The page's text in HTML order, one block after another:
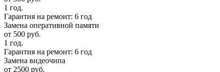
1 год.
Гарантия на ремонт: 6 год
Замена оперативной памяти
от 500 руб.
1 год.
Гарантия на ремонт: 6 год
Замена видеочипа
от 2500 руб.